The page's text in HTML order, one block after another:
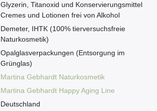
Glyzerin, Titanoxid und Konservierungsmittel
Cremes und Lotionen frei von Alkohol
Demeter, IHTK (100% tierversuchsfreie
Naturkosmetik)
Opalglasverpackungen (Entsorgung im
Grünglas)
Martina Gebhardt Naturkosmetik
Martina Gebhardt Happy Aging Line
Deutschland